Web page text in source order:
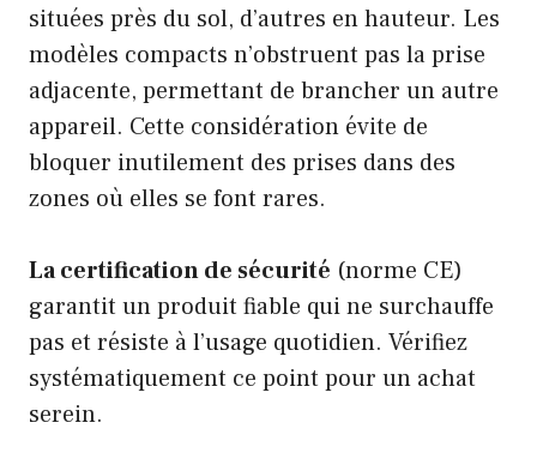
situées près du sol, d’autres en hauteur. Les
modèles compacts n’obstruent pas la prise
adjacente, permettant de brancher un autre
appareil. Cette considération évite de
bloquer inutilement des prises dans des
zones où elles se font rares.
La certification de sécurité (norme CE)
garantit un produit fiable qui ne surchauffe
pas et résiste à l’usage quotidien. Vérifiez
systématiquement ce point pour un achat
serein.